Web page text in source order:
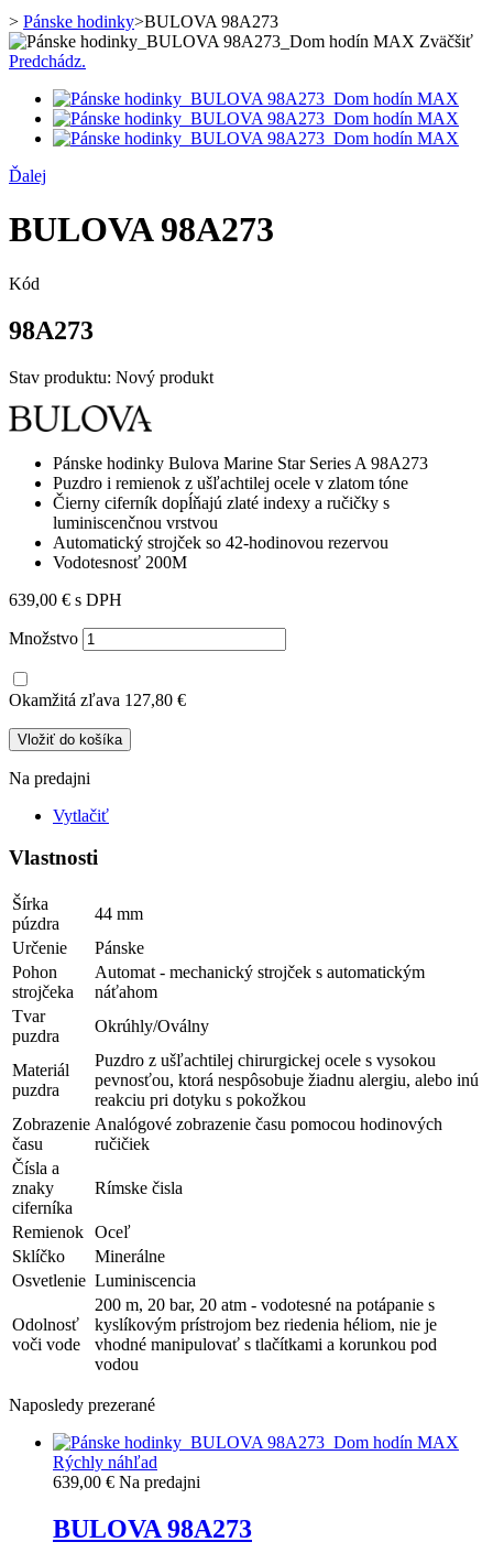
> Pánske hodinky>BULOVA 98A273
Zväčšiť
Predchádz.
Ďalej
BULOVA 98A273
Kód
98A273
Stav produktu: Nový produkt
Pánske hodinky Bulova Marine Star Series A 98A273
Puzdro i remienok z ušľachtilej ocele v zlatom tóne
Čierny ciferník dopĺňajú zlaté indexy a ručičky s
luminiscenčnou vrstvou
Automatický strojček so 42-hodinovou rezervou
Vodotesnosť 200M
639,00 € s DPH
Množstvo
Okamžitá zľava 127,80 €
Vložiť do košíka
Na predajni
Vytlačiť
Vlastnosti
Šírka
púzdra
44 mm
Určenie
Pánske
Pohon
strojčeka
Automat - mechanický strojček s automatickým
náťahom
Tvar
puzdra
Okrúhly/Oválny
Materiál
puzdra
Puzdro z ušľachtilej chirurgickej ocele s vysokou
pevnosťou, ktorá nespôsobuje žiadnu alergiu, alebo inú
reakciu pri dotyku s pokožkou
Zobrazenie
času
Analógové zobrazenie času pomocou hodinových
ručičiek
Čísla a
znaky
ciferníka
Rímske čisla
Remienok Oceľ
Sklíčko
Minerálne
Osvetlenie Luminiscencia
Odolnosť
voči vode
200 m, 20 bar, 20 atm - vodotesné na potápanie s
kyslíkovým prístrojom bez riedenia héliom, nie je
vhodné manipulovať s tlačítkami a korunkou pod
vodou
Naposledy prezerané
Rýchly náhľad
639,00 € Na predajni
BULOVA 98A273